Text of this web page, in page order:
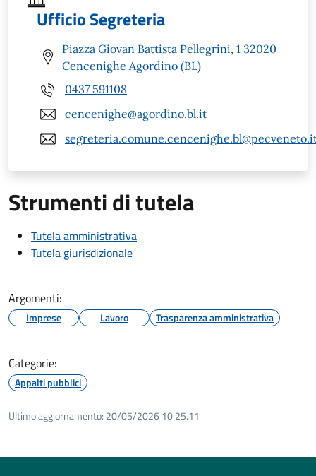
Ufficio Segreteria
Piazza Giovan Battista Pellegrini, 1 32020
Cencenighe Agordino (BL)
0437 591108
cencenighe@agordino.bl.it
Strumenti di tutela
Tutela amministrativa
Tutela giurisdizionale
Argomenti:
Imprese Lavoro Trasparenza amministrativa
Categorie:
Appalti pubblici
Ultimo aggiornamento: 20/05/2026 10:25.11